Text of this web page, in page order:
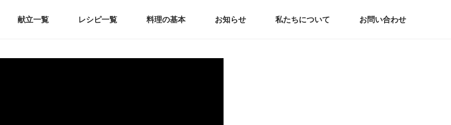
献立一覧 レシピ一覧 料理の基本 お知らせ 私たちについて お問い合わせ